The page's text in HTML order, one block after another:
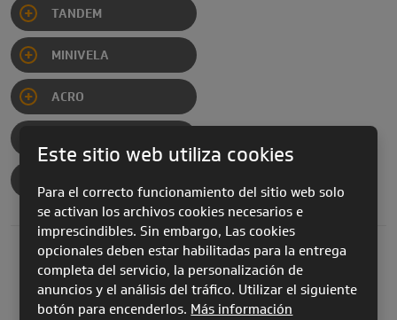
TANDEM
MINIVELA
ACRO
Utilización: Línea de producto:
Este sitio web utiliza cookies
Para el correcto funcionamiento del sitio web solo
se activan los archivos cookies necesarios e
imprescindibles. Sin embargo, Las cookies
opcionales deben estar habilitadas para la entrega
completa del servicio, la personalización de
anuncios y el análisis del tráfico. Utilizar el siguiente
botón para encenderlos. Más información